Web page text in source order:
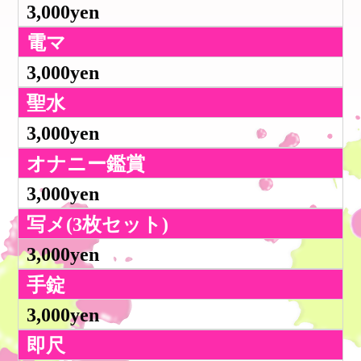
3,000yen
電マ
3,000yen
聖水
3,000yen
オナニー鑑賞
3,000yen
写メ(3枚セット)
3,000yen
手錠
3,000yen
即尺